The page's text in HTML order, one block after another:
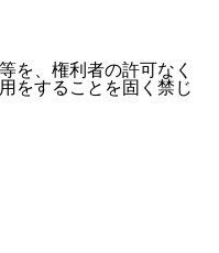
を、権利者の許可なく
をすることを固く禁じ